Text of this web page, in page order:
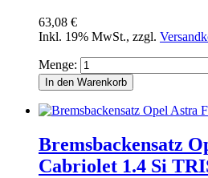
63,08 €
Inkl. 19% MwSt., zzgl.
Menge:
In den Warenkorb
Bremsbackensatz
Cabriolet 1.4 Si